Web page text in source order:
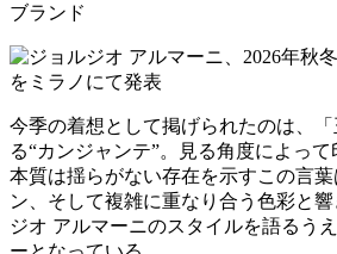
ブランド
今季の着想として掲げられたのは、
る“カンジャンテ”。見る角度によって
本質は揺らがない存在を示すこの言
ン、そして複雑に重なり合う色彩と
ジオ アルマーニのスタイルを語るう